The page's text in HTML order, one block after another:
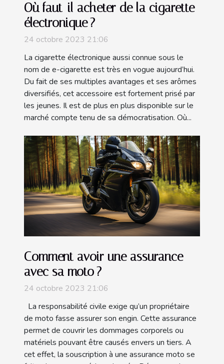
Où faut-il acheter de la cigarette
électronique ?
24 octobre 2023 21:06
La cigarette électronique aussi connue sous le
nom de e-cigarette est très en vogue aujourd’hui.
Du fait de ses multiples avantages et ses arômes
diversifiés, cet accessoire est fortement prisé par
les jeunes. Il est de plus en plus disponible sur le
marché compte tenu de sa démocratisation. Où...
Comment avoir une assurance
avec sa moto ?
24 octobre 2023 21:06
La responsabilité civile exige qu’un propriétaire
de moto fasse assurer son engin. Cette assurance
permet de couvrir les dommages corporels ou
matériels pouvant être causés envers un tiers. A
cet effet, la souscription à une assurance moto se